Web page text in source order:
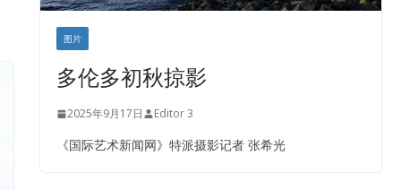
图片
多伦多初秋掠影
2025年9月17日 Editor 3
《国际艺术新闻网》特派摄影记者 张希光